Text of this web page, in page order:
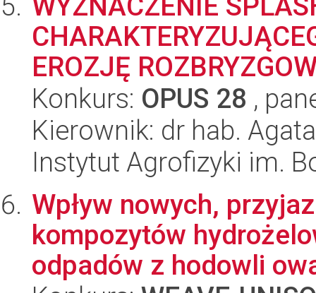
EROZJĘ
Konkurs: OPUS 28 ,
Kierownik: dr hab.
Instytut Agrofizyki im.
Wpływ nowych,
kompozytów
odpadów z hodowli